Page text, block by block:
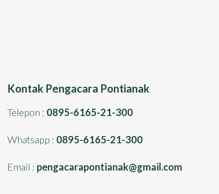
Kontak Pengacara Pontianak
Telepon : 0895-6165-21-300
Whatsapp : 0895-6165-21-300
Email : pengacarapontianak@gmail.com